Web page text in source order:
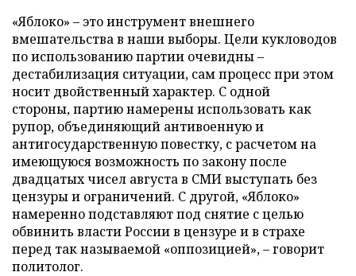
«Яблоко» – это инструмент внешнего
вмешательства в наши выборы. Цели кукловодов
по использованию партии очевидны –
дестабилизация ситуации, сам процесс при этом
носит двойственный характер. С одной
стороны, партию намерены использовать как
рупор, объединяющий антивоенную и
антигосударственную повестку, с расчетом на
имеющуюся возможность по закону после
двадцатых чисел августа в СМИ выступать без
цензуры и ограничений. С другой, «Яблоко»
намеренно подставляют под снятие с целью
обвинить власти России в цензуре и в страхе
перед так называемой «оппозицией», – говорит
политолог.